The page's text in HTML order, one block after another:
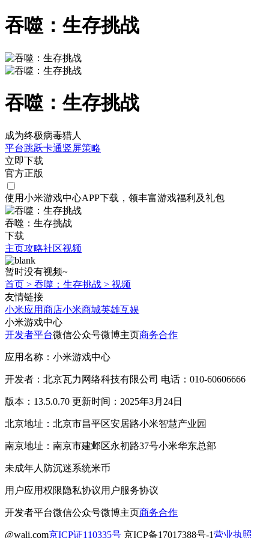
吞噬：生存挑战
吞噬：生存挑战
成为终极病毒猎人
平台跳跃卡通竖屏策略
立即下载
官方正版
使用小米游戏中心APP下载 ，领丰富游戏福利 及礼包
吞噬：生存挑战
下载
主页攻略社区视频
暂时没有视频~
首页 > 吞噬：生存挑战 > 视频
友情链接
小米应用商店小米商城英雄互娱
小米游戏中心
开发者平台微信公众号微博主页商务合作
应用名称：小米游戏中心
开发者：北京瓦力网络科技有限公司 电话：010-60606666
版本：13.5.0.70 更新时间：2025年3月24日
北京地址：北京市昌平区安居路小米智慧产业园
南京地址：南京市建邺区永初路37号小米华东总部
未成年人防沉迷系统米币
用户应用权限隐私协议用户服务协议
开发者平台微信公众号微博主页商务合作
@wali.com京ICP证110335号 京ICP备17017388号-1营业执照